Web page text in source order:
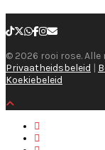
© 2026 rooi rose. Alle
Privaatheidsbeleid |
Koekiebeleid